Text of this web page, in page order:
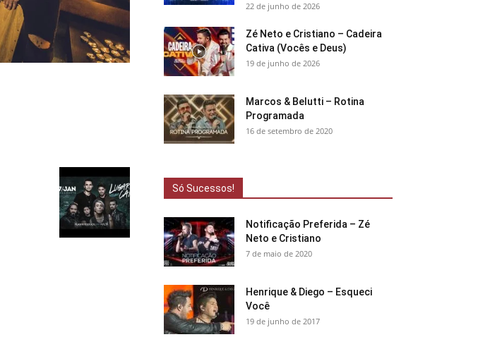
22 de junho de 2026
Zé Neto e Cristiano – Cadeira
Cativa (Vocês e Deus)
19 de junho de 2026
Marcos & Belutti – Rotina
Programada
16 de setembro de 2020
Só Sucessos!
Notificação Preferida – Zé
Neto e Cristiano
7 de maio de 2020
Henrique & Diego – Esqueci
Você
19 de junho de 2017